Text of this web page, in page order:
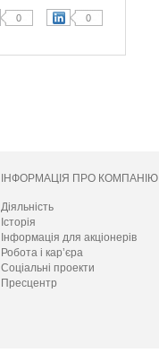
ІНФОРМАЦІЯ ПРО КОМПАНІЮ
Діяльність
Історія
Інформація для акціонерів
Робота і кар’єра
Соціальні проекти
Пресцентр